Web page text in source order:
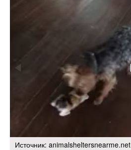
Источник: animalsheltersnearme.net